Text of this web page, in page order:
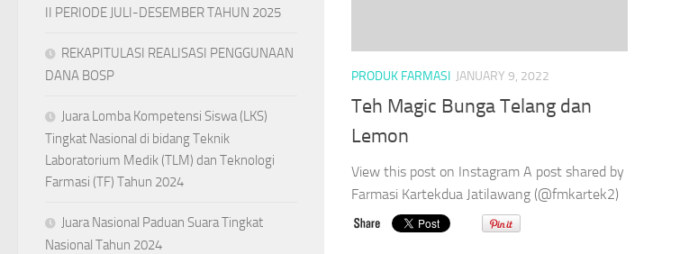
PRODUK FARMASI JANUARY 9, 2022
Teh Magic Bunga Telang dan
Lemon
View this post on Instagram A post shared by
Farmasi Kartekdua Jatilawang (@fmkartek2)
II PERIODE JULI-DESEMBER TAHUN 2025
REKAPITULASI REALISASI PENGGUNAAN
DANA BOSP
Juara Lomba Kompetensi Siswa (LKS)
Tingkat Nasional di bidang Teknik
Laboratorium Medik (TLM) dan Teknologi
Farmasi (TF) Tahun 2024
Juara Nasional Paduan Suara Tingkat
Nasional Tahun 2024